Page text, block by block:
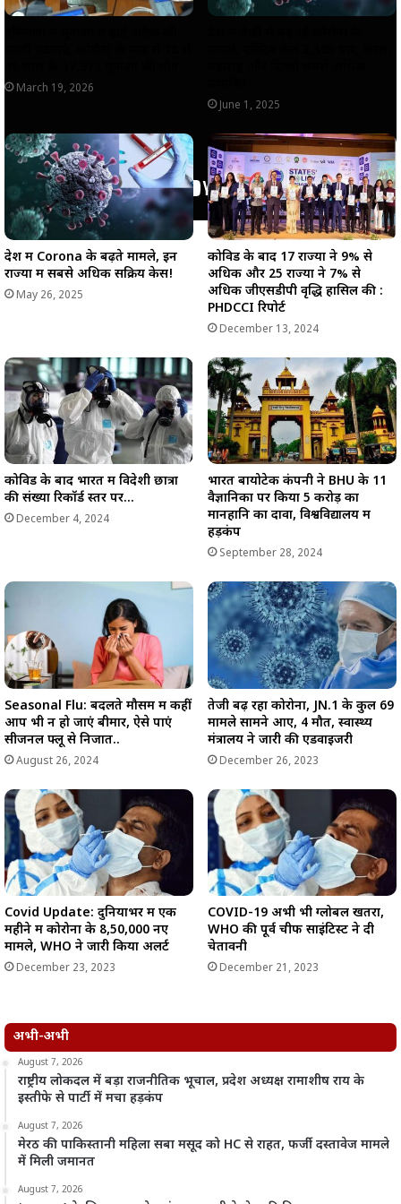
March 19, 2026
June 1, 2025
देश में Corona के बढ़ते मामले, इन
राज्यों में सबसे अधिक सक्रिय केस!
May 26, 2025
कोविड के बाद 17 राज्यों ने 9% से
अधिक और 25 राज्यों ने 7% से
अधिक जीएसडीपी वृद्धि हासिल की :
PHDCCI रिपोर्ट
December 13, 2024
कोविड के बाद भारत में विदेशी छात्रों
की संख्या रिकॉर्ड स्तर पर…
December 4, 2024
भारत बायोटेक कंपनी ने BHU के 11
वैज्ञानिकों पर किया 5 करोड़ का
मानहानि का दावा, विश्वविद्यालय में
हड़कंप
September 28, 2024
Seasonal Flu: बदलते मौसम में कहीं
आप भी न हो जाएं बीमार, ऐसे पाएं
सीजनल फ्लू से निजात..
August 26, 2024
तेजी बढ़ रहा कोरोना, JN.1 के कुल 69
मामले सामने आए, 4 मौतें, स्वास्थ्य
मंत्रालय ने जारी की एडवाइजरी
December 26, 2023
Covid Update: दुनियाभर में एक
महीने में कोरोना के 8,50,000 नए
मामले, WHO ने जारी किया अलर्ट
December 23, 2023
COVID-19 अभी भी ग्लोबल खतरा,
WHO की पूर्व चीफ साइंटिस्ट ने दी
चेतावनी
December 21, 2023
अभी-अभी
August 7, 2026
राष्ट्रीय लोकदल में बड़ा राजनीतिक भूचाल, प्रदेश अध्यक्ष रामाशीष राय के
इस्तीफे से पार्टी में मचा हड़कंप
August 7, 2026
मेरठ की पाकिस्तानी महिला सबा मसूद को HC से राहत, फर्जी दस्तावेज मामले
में मिली जमानत
August 7, 2026